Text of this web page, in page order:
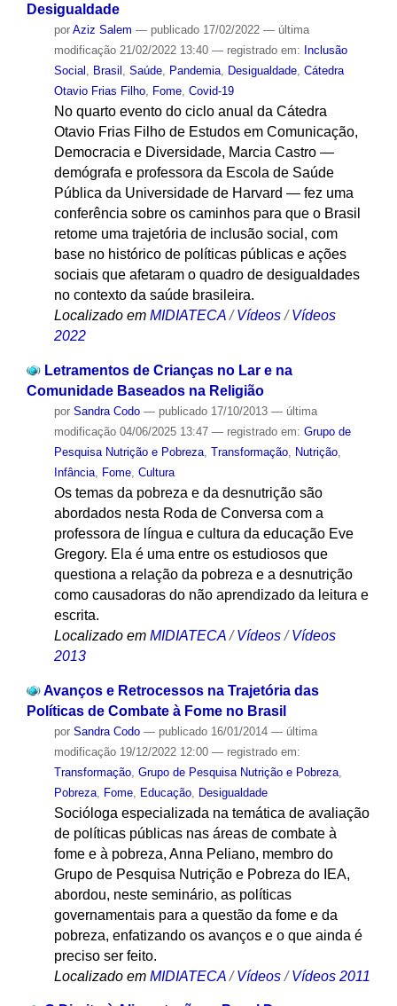
Desigualdade
por Aziz Salem — publicado17/02/2022 — última
modificação21/02/2022 13:40 — registrado em: Inclusão
Social , Brasil , Saúde, Pandemia, Desigualdade, Cátedra
Otavio Frias Filho, Fome, Covid-19
No quarto evento do ciclo anual da Cátedra
Otavio Frias Filho de Estudos em Comunicação,
Democracia e Diversidade, Marcia Castro —
demógrafa e professora da Escola de Saúde
Pública da Universidade de Harvard — fez uma
conferência sobre os caminhos para que o Brasil
retome uma trajetória de inclusão social, com
base no histórico de políticas públicas e ações
sociais que afetaram o quadro de desigualdades
no contexto da saúde brasileira.
Localizado em MIDIATECA /Vídeos /Vídeos
2022
Letramentos de Crianças no Lar e na
Comunidade Baseados na Religião
por Sandra Codo — publicado17/10/2013 — última
modificação04/06/2025 13:47 — registrado em: Grupo de
Pesquisa Nutrição e Pobreza, Transformação, Nutrição,
Infância, Fome, Cultura
Os temas da pobreza e da desnutrição são
abordados nesta Roda de Conversa com a
professora de língua e cultura da educação Eve
Gregory. Ela é uma entre os estudiosos que
questiona a relação da pobreza e a desnutrição
como causadoras do não aprendizado da leitura e
escrita.
Localizado em MIDIATECA /Vídeos /Vídeos
2013
Avanços e Retrocessos na Trajetória das
Políticas de Combate à Fome no Brasil
por Sandra Codo — publicado16/01/2014 — última
modificação19/12/2022 12:00 — registrado em:
Transformação, Grupo de Pesquisa Nutrição e Pobreza,
Pobreza, Fome, Educação, Desigualdade
Socióloga especializada na temática de avaliação
de políticas públicas nas áreas de combate à
fome e à pobreza, Anna Peliano, membro do
Grupo de Pesquisa Nutrição e Pobreza do IEA,
abordou, neste seminário, as políticas
governamentais para a questão da fome e da
pobreza, enfatizando os avanços e o que ainda é
preciso ser feito.
Localizado em MIDIATECA /Vídeos /Vídeos 2011